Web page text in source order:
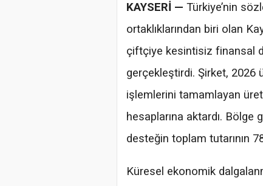
KAYSERİ — Türkiye’nin
ortaklıklarından biri olan
çiftçiye kesintisiz finansal
gerçekleştirdi. Şirket, 2026
işlemlerini tamamlayan
hesaplarına aktardı.
desteğin toplam tutarının
Küresel ekonomik